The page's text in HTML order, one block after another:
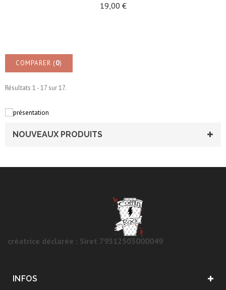
19,00 €
COMPARER (0)
Résultats 1 - 17 sur 17.
NOUVEAUX PRODUITS
créatrice déclarée : Siret 79312503000049
INFOS